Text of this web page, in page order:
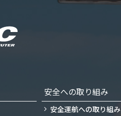
安全への取り組み
安全運航への取り組み